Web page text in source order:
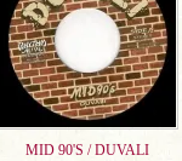
MID 90'S / DUVALI